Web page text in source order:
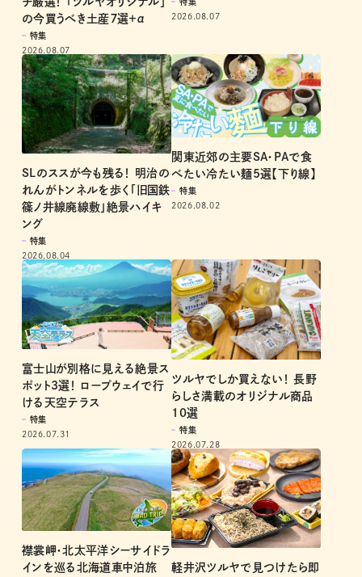
の今買うべき土産７選＋α
特集
2026.08.07
2026.08.07
SLのススが今も残る！ 明治の
れんがトンネルを歩く「旧国鉄
篠ノ井線廃線敷」絶景ハイキ
ング
特集
2026.08.04
関東近郊の主要SA・PAで食
べたい冷たい麺5選【下り線】
特集
2026.08.02
富士山が別格に見える絶景ス
ポット3選！ ロープウェイで行
ける天空テラス
特集
2026.07.31
ツルヤでしか買えない！ 長野
らしさ満載のオリジナル商品
10選
特集
2026.07.28
襟裳岬・北太平洋シーサイドラ
インを巡る北海道車中泊旅
軽井沢ツルヤで見つけたら即